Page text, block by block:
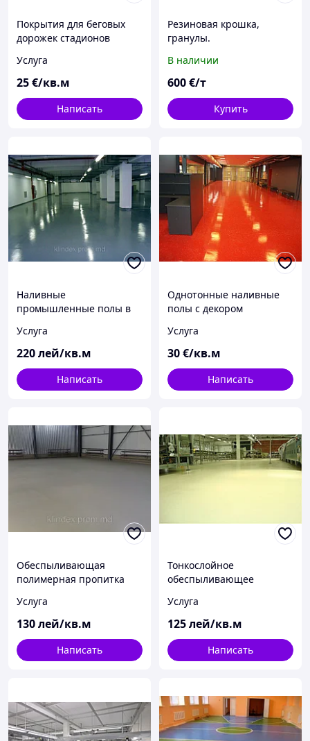
Покрытия для беговых
дорожек стадионов
Услуга
25€/кв.м
Написать
Резиновая крошка,
гранулы.
В наличии
600€/т
Купить
Наливные
промышленные полы в
Услуга
220лей/кв.м
Написать
Однотонные наливные
полы с декором
Услуга
30€/кв.м
Написать
Обеспыливающая
полимерная пропитка
Услуга
130лей/кв.м
Написать
Тонкослойное
обеспыливающее
бетона.
Услуга
125лей/кв.м
Написать